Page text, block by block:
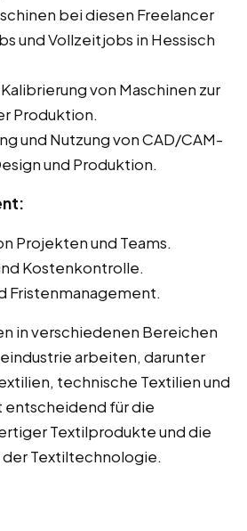
bei diesen Freelancer
und Vollzeitjobs in Hessisch
von Maschinen zur
Produktion.
und Nutzung von CAD/CAM-
und Produktion.
Projekten und Teams.
Kostenkontrolle.
Fristenmanagement.
in verschiedenen Bereichen
arbeiten, darunter
technische Textilien und
entscheidend für die
Textilprodukte und die
Textiltechnologie.